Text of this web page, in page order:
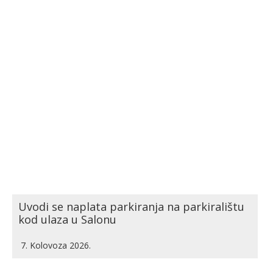
Uvodi se naplata parkiranja na parkiralištu
kod ulaza u Salonu
7. Kolovoza 2026.